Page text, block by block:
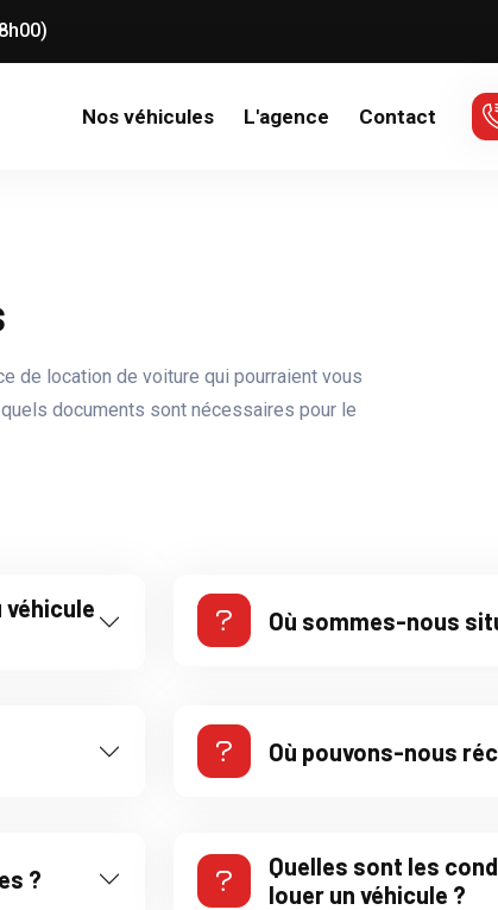
Nos véhicules L'agence Contact
de location de voiture qui pourraient vous
documents sont nécessaires pour le
véhicule
Où sommes-nous
Où pouvons-nous
?
Quelles sont les
louer un véhicule ?